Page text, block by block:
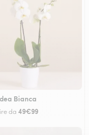
Bianca
da 49€99